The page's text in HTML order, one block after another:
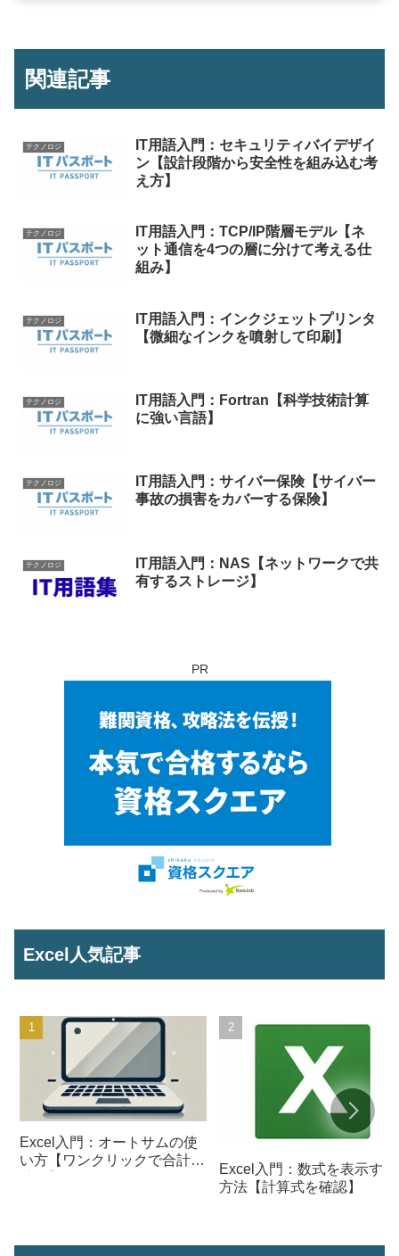
関連記事
テクノロジ
IT用語入門：セキュリティバイデザイ
ン【設計段階から安全性を組み込む考
え方】
テクノロジ
IT用語入門：TCP/IP階層モデル【ネ
ット通信を4つの層に分けて考える仕
組み】
テクノロジ
IT用語入門：インクジェットプリンタ
【微細なインクを噴射して印刷】
テクノロジ
IT用語入門：Fortran【科学技術計算
に強い言語】
テクノロジ
IT用語入門：サイバー保険【サイバー
事故の損害をカバーする保険】
テクノロジ
IT用語入門：NAS【ネットワークで共
有するストレージ】
PR
Excel人気記事
Excel入門：オートサムの使
い方【ワンクリックで合計を
Excel入門：数式を表示する
方法【計算式を確認】